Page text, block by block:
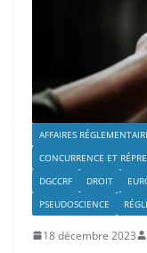
AFFAIRES
CONCURRENCE ET
DGCCRF
DROIT
PSEUDOSCIENCE
18 décembre 2023